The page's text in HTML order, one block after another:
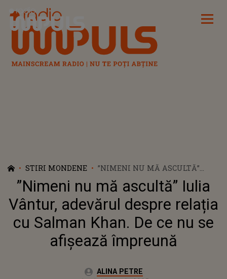
Radio Impuls
STIRI MONDENE
”NIMENI NU MĂ ASCULTĂ”
IULIA VÂNTUR, ADEVĂRUL
DESPRE RELAȚIA CU SALMAN
KHAN. DE CE NU SE AFIȘEAZĂ
ÎMPREUNĂ
”Nimeni nu mă ascultă” Iulia
Vântur, adevărul despre relația
cu Salman Khan. De ce nu se
afișează împreună
Autor:ALINA PETRE